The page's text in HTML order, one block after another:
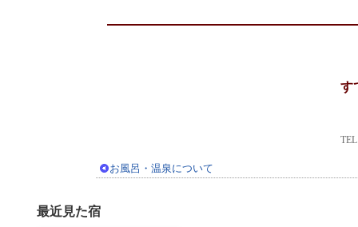
す
お風呂・温泉について
最近見た宿